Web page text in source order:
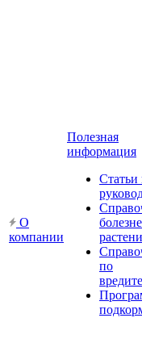
О
компании
Полезная
информация
Статьи
по